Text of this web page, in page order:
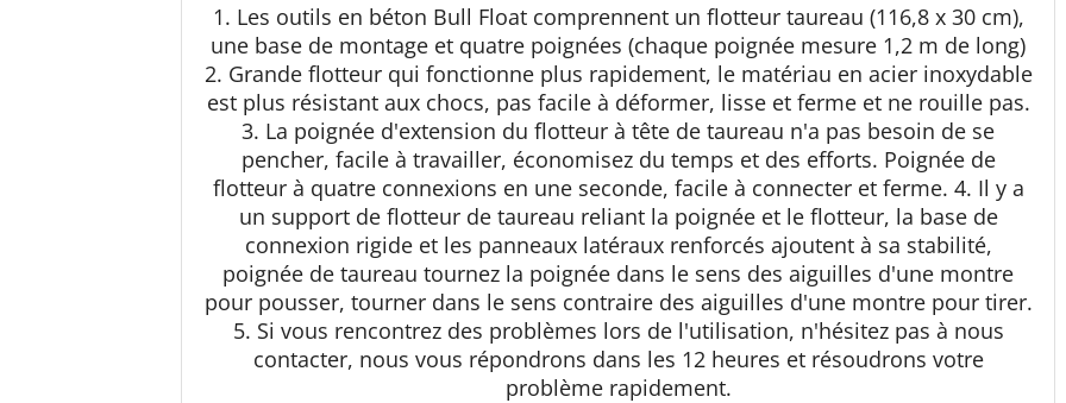
1. Les outils en béton Bull Float comprennent un flotteur taureau (116,8 x 30 cm),
une base de montage et quatre poignées (chaque poignée mesure 1,2 m de long)
2. Grande flotteur qui fonctionne plus rapidement, le matériau en acier inoxydable
est plus résistant aux chocs, pas facile à déformer, lisse et ferme et ne rouille pas.
3. La poignée d'extension du flotteur à tête de taureau n'a pas besoin de se
pencher, facile à travailler, économisez du temps et des efforts. Poignée de
flotteur à quatre connexions en une seconde, facile à connecter et ferme. 4. Il y a
un support de flotteur de taureau reliant la poignée et le flotteur, la base de
connexion rigide et les panneaux latéraux renforcés ajoutent à sa stabilité,
poignée de taureau tournez la poignée dans le sens des aiguilles d'une montre
pour pousser, tourner dans le sens contraire des aiguilles d'une montre pour tirer.
5. Si vous rencontrez des problèmes lors de l'utilisation, n'hésitez pas à nous
contacter, nous vous répondrons dans les 12 heures et résoudrons votre
problème rapidement.